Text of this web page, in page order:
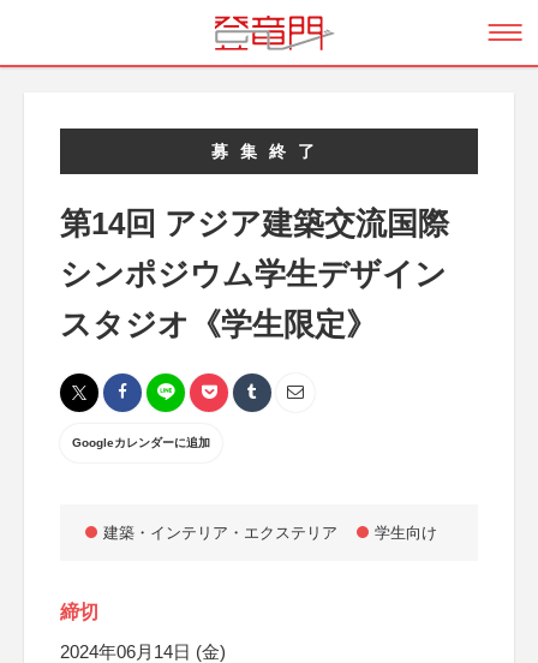
募集終了
第14回 アジア建築交流国際
シンポジウム学生デザイン
スタジオ《学生限定》
Googleカレンダーに追加
建築・インテリア・エクステリア 学生向け
締切
2024年06月14日 (金)